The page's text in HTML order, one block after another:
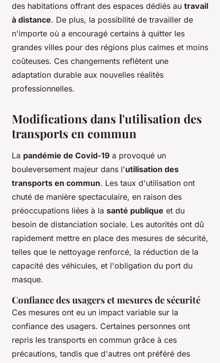
des habitations offrant des espaces dédiés au travail
à distance. De plus, la possibilité de travailler de
n'importe où a encouragé certains à quitter les
grandes villes pour des régions plus calmes et moins
coûteuses. Ces changements reflètent une
adaptation durable aux nouvelles réalités
professionnelles.
Modifications dans l'utilisation des
transports en commun
La pandémie de Covid-19 a provoqué un
bouleversement majeur dans l'utilisation des
transports en commun. Les taux d'utilisation ont
chuté de manière spectaculaire, en raison des
préoccupations liées à la santé publique et du
besoin de distanciation sociale. Les autorités ont dû
rapidement mettre en place des mesures de sécurité,
telles que le nettoyage renforcé, la réduction de la
capacité des véhicules, et l'obligation du port du
masque.
Confiance des usagers et mesures de sécurité
Ces mesures ont eu un impact variable sur la
confiance des usagers. Certaines personnes ont
repris les transports en commun grâce à ces
précautions, tandis que d'autres ont préféré des